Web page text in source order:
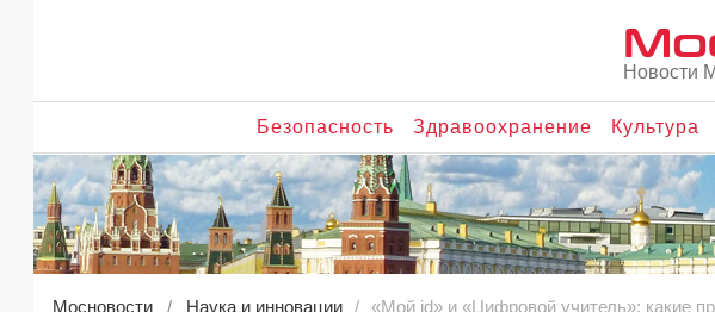
Новости
Безопасность Здравоохранение Культура
Мосновости Наука и инновации «Мой id» и «Цифровой учитель»: какие